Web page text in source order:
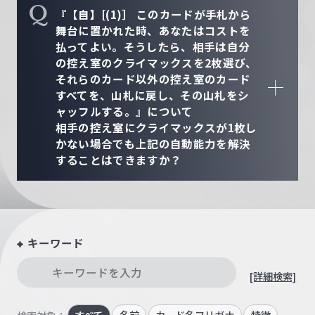
Q
『【自】[(1)］ このカードが手札から
舞台に置かれた時、あなたはコストを
払ってよい。そうしたら、相手は自分
の控え室のクライマックスを2枚選び、
それらのカード以外の控え室のカード
すべてを、山札に戻し、その山札をシ
ャッフルする。』について
相手の控え室にクライマックスが1枚し
かない場合でも上記の自動能力を解決
することはできますか？
キーワード
[詳細検索]